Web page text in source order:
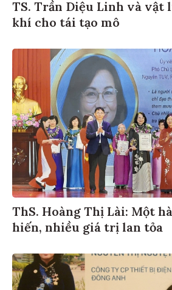
TS. Trần Diệu Linh và vật
khí cho tái tạo mô
ThS. Hoàng Thị Lài: Một
hiến, nhiều giá trị lan tỏa